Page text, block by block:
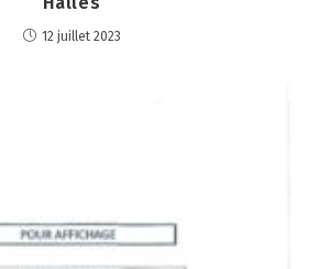
12 juillet 2023